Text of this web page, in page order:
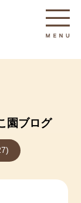
園ブログ